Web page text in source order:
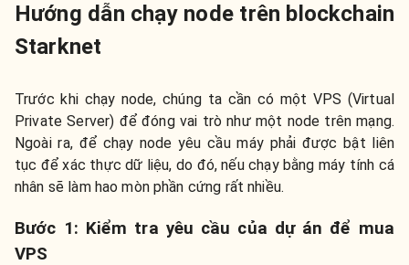
Hướng dẫn chạy node trên blockchain
Starknet
Trước khi chạy node, chúng ta cần có một VPS (Virtual
Private Server) để đóng vai trò như một node trên mạng.
Ngoài ra, để chạy node yêu cầu máy phải được bật liên
tục để xác thực dữ liệu, do đó, nếu chạy bằng máy tính cá
nhân sẽ làm hao mòn phần cứng rất nhiều.
Bước 1: Kiểm tra yêu cầu của dự án để mua
VPS